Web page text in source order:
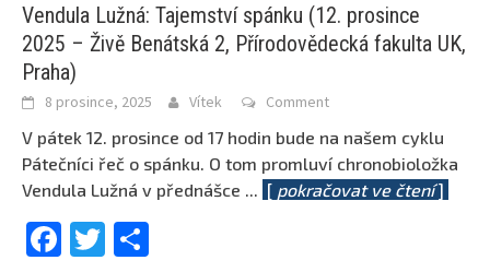
Vendula Lužná: Tajemství spánku (12. prosince
2025 – Živě Benátská 2, Přírodovědecká fakulta UK,
Praha)
8 prosince, 2025 Vítek Comment
V pátek 12. prosince od 17 hodin bude na našem cyklu
Pátečníci řeč o spánku. O tom promluví chronobioložka
Vendula Lužná v přednášce ... [ pokračovat ve čtení]
Facebook
Twitter